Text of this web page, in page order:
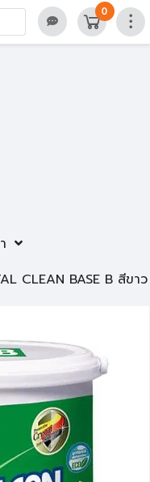
0
CLEAN BASE B สีขาว